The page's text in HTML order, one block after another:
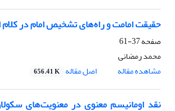
حقیقت امامت و راه‌های تشخیص امام در
صفحه37-61
محمد رمضانی
مشاهده مقاله
اصل مقاله 656.41 K
نقد اومانیسم معنوی در معنویت‌های